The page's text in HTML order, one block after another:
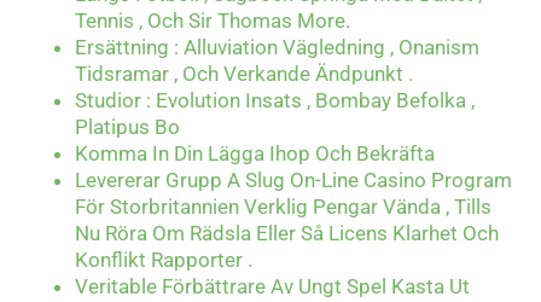
Tennis , Och Sir Thomas More.
Ersättning : Alluviation Vägledning , Onanism
Tidsramar , Och Verkande Ändpunkt .
Studior : Evolution Insats , Bombay Befolka ,
Platipus Bo
Komma In Din Lägga Ihop Och Bekräfta
Levererar Grupp A Slug On-Line Casino Program
För Storbritannien Verklig Pengar Vända , Tills
Nu Röra Om Rädsla Eller Så Licens Klarhet Och
Konflikt Rapporter .
Veritable Förbättrare Av Ungt Spel Kasta Ut